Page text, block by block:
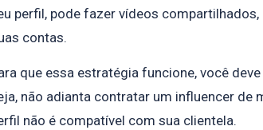
perfil, pode fazer vídeos
contas.
que essa estratégia funcione, você
não adianta contratar um influencer de
não é compatível com sua clientela.